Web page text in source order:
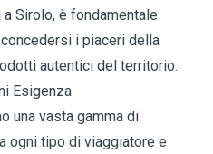
Sirolo, è fondamentale
i piaceri della
autentici del territorio.
Esigenza
una vasta gamma di
ogni tipo di viaggiatore e